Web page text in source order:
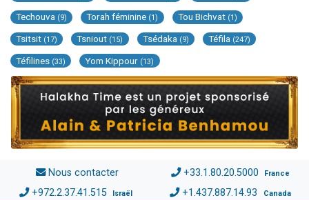
Techouva (9) Torah féminine (1) Tou Bichvat (1)
Tsitsit (17) Tsniout (15) Tsédaka (9) Téfila (247)
Téfilines (33) Yom Kippour (13)
Nous contacter +33.1.80.20.5000 France
+972.2.37.41.515 Israël +1.437.887.14.93 Canada